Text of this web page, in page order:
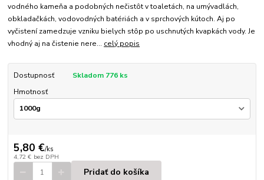
vodného kameňa a podobných nečistôt v toaletách, na umývadlách,
obkladačkách, vodovodných batériách a v sprchových kútoch. Aj po
vyčistení zamedzuje vzniku bielych stôp po uschnutých kvapkách vody. Je
vhodný aj na čistenie nere... celý popis
Dostupnosť
Skladom 776 ks
Hmotnosť
5,80 €/ks
4,72 € bez DPH
Pridať do košíka